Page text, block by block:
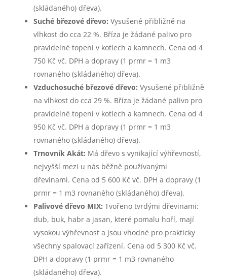
(skládaného) dřeva).
Suché březové dřevo: Vysušené přibližně na
vlhkost do cca 22 %. Bříza je žádané palivo pro
pravidelné topení v kotlech a kamnech. Cena od 4
750 Kč vč. DPH a dopravy (1 prmr = 1 m3
rovnaného (skládaného) dřeva).
Vzduchosuché březové dřevo: Vysušené přibližně
na vlhkost do cca 29 %. Bříza je žádané palivo pro
pravidelné topení v kotlech a kamnech. Cena od 4
950 Kč vč. DPH a dopravy (1 prmr = 1 m3
rovnaného (skládaného) dřeva).
Trnovník Akát: Má dřevo s vynikající výhřevností,
nejvyšší mezi u nás běžně používanými
dřevinami. Cena od 5 600 Kč vč. DPH a dopravy (1
prmr = 1 m3 rovnaného (skládaného) dřeva).
Palivové dřevo MIX: Tvořeno tvrdými dřevinami:
dub, buk, habr a jasan, které pomalu hoří, mají
vysokou výhřevnost a jsou vhodné pro prakticky
všechny spalovací zařízení. Cena od 5 300 Kč vč.
DPH a dopravy (1 prmr = 1 m3 rovnaného
(skládaného) dřeva).